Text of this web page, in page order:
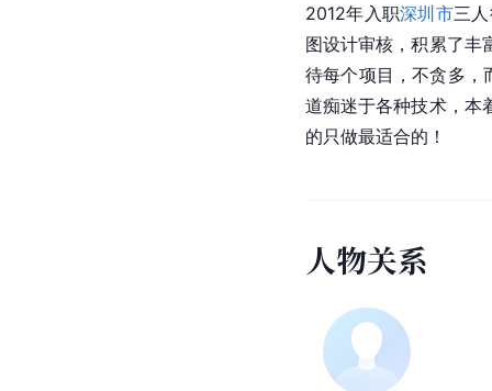
2012年入职深圳市三
图设计审核，积累了丰
待每个项目，不贪多，
道痴迷于各种技术，本
的只做最适合的！
人物关系